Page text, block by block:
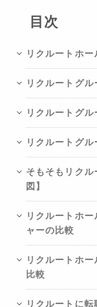
目次
リクルートホ
リクルートグ
リクルートグ
リクルートグ
そもそもリク
図】
リクルートホ
ャーの比較
リクルートホ
比較
リクルートに